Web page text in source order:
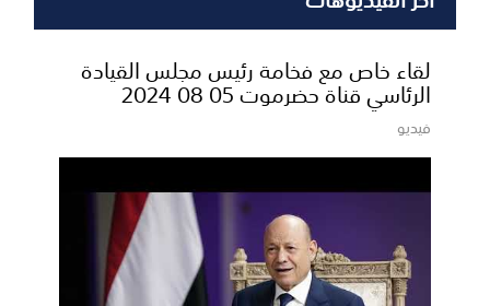
لقاء خاص مع فخامة رئيس مجلس القيادة
الرئاسي قناة حضرموت 05 08 2024
فيديو